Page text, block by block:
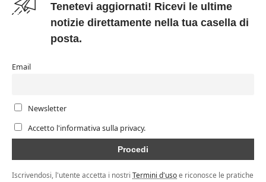
Tenetevi aggiornati! Ricevi le ultime
notizie direttamente nella tua casella di
posta.
Email
Newsletter
Accetto l'informativa sulla privacy.
Iscrivendosi, l'utente accetta i nostri Termini d'usoe riconosce le pratiche